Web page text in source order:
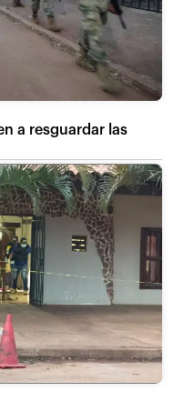
a resguardar las